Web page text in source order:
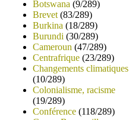
Botswana (9/289)
Brevet (83/289)
Burkina (18/289)
Burundi (30/289)
Cameroun (47/289)
Centrafrique (23/289)
Changements climatiques
(10/289)
Colonialisme, racisme
(19/289)
Conférence (118/289)